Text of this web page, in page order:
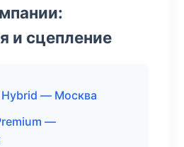
и сцепление
— Москва
—